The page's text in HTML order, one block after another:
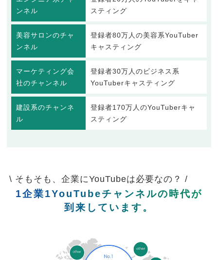
ンネル
スティング
美容サロンのチャ
ンネル
登録者80万人の美容系YouTuber
キャスティング
マーケティング会
社のチャンネル
登録者30万人のビジネス系
YouTuberキャスティング
建設系のチャンネ
ル
登録者170万人のYouTuberキャ
スティング
\ そもそも、企業にYouTubeは必要なの？ /
1企業1YouTubeチャンネルの時代が
到来しています。